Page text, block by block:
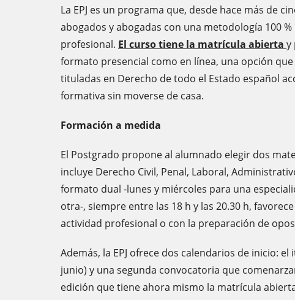
La EPJ es un programa que, desde hace más de
abogados y abogadas con una metodología 100
profesional. El curso tiene la matrícula abierta y
formato presencial como en línea, una opción
tituladas en Derecho de todo el Estado español
formativa sin moverse de casa.
Formación a medida
El Postgrado propone al alumnado elegir dos
incluye Derecho Civil, Penal, Laboral,
formato dual -lunes y miércoles para una
otra-, siempre entre las 18 h y las 20.30 h,
actividad profesional o con la preparación de
Además, la EPJ ofrece dos calendarios de inicio:
junio) y una segunda convocatoria que
edición que tiene ahora mismo la matrícula